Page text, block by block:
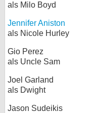
als Milo Boyd
Jennifer Aniston
als Nicole Hurley
Gio Perez
als Uncle Sam
Joel Garland
als Dwight
Jason Sudeikis